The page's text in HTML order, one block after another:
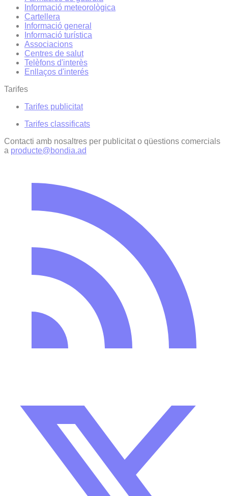
Informació meteorològica
Cartellera
Informació general
Informació turística
Associacions
Centres de salut
Telèfons d'interès
Enllaços d'interés
Tarifes
Tarifes publicitat
Tarifes classificats
Contacti amb nosaltres per publicitat o qüestions comercials
a producte@bondia.ad